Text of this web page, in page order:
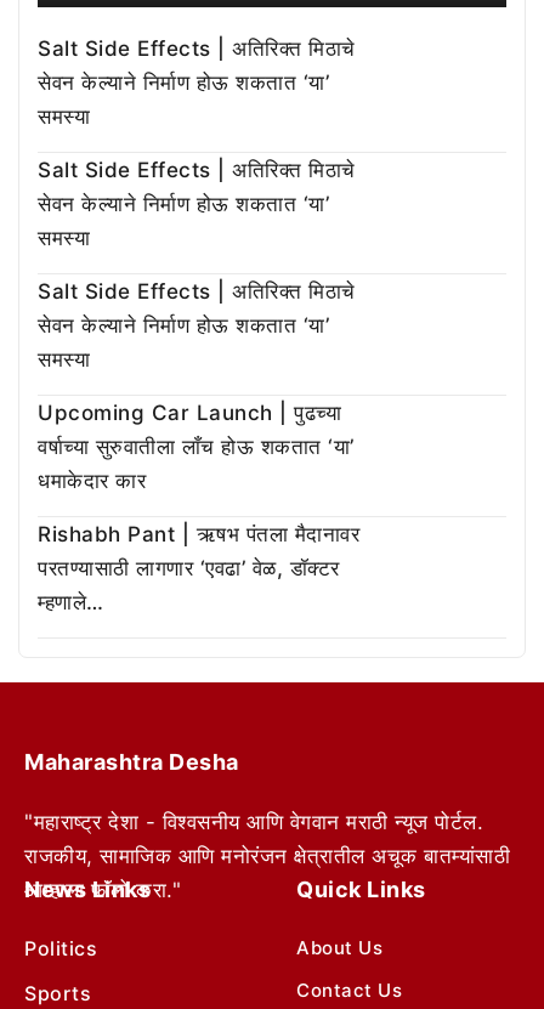
Salt Side Effects | अतिरिक्त मिठाचे
सेवन केल्याने निर्माण होऊ शकतात ‘या’
समस्या
Salt Side Effects | अतिरिक्त मिठाचे
सेवन केल्याने निर्माण होऊ शकतात ‘या’
समस्या
Salt Side Effects | अतिरिक्त मिठाचे
सेवन केल्याने निर्माण होऊ शकतात ‘या’
समस्या
Upcoming Car Launch | पुढच्या
वर्षाच्या सुरुवातीला लाँच होऊ शकतात ‘या’
धमाकेदार कार
Rishabh Pant | ऋषभ पंतला मैदानावर
परतण्यासाठी लागणार ‘एवढा’ वेळ, डॉक्टर
म्हणाले…
Maharashtra Desha
"महाराष्ट्र देशा - विश्वसनीय आणि वेगवान मराठी न्यूज पोर्टल.
राजकीय, सामाजिक आणि मनोरंजन क्षेत्रातील अचूक बातम्यांसाठी
आम्हाला फॉलो करा."
News Links
Politics
Sports
Quick Links
About Us
Contact Us